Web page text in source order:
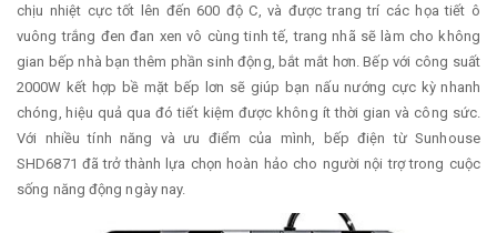
chịu nhiệt cực tốt lên đến 600 độ C, và được trang trí các họa tiết ô
vuông trắng đen đan xen vô cùng tinh tế, trang nhã sẽ làm cho không
gian bếp nhà bạn thêm phần sinh động, bắt mắt hơn. Bếp với công suất
2000W kết hợp bề mặt bếp lơn sẽ giúp bạn nấu nướng cực kỳ nhanh
chóng, hiệu quả qua đó tiết kiệm được không ít thời gian và công sức.
Với nhiều tính năng và ưu điểm của mình, bếp điện từ Sunhouse
SHD6871 đã trở thành lựa chọn hoàn hảo cho người nội trợ trong cuộc
sống năng động ngày nay.